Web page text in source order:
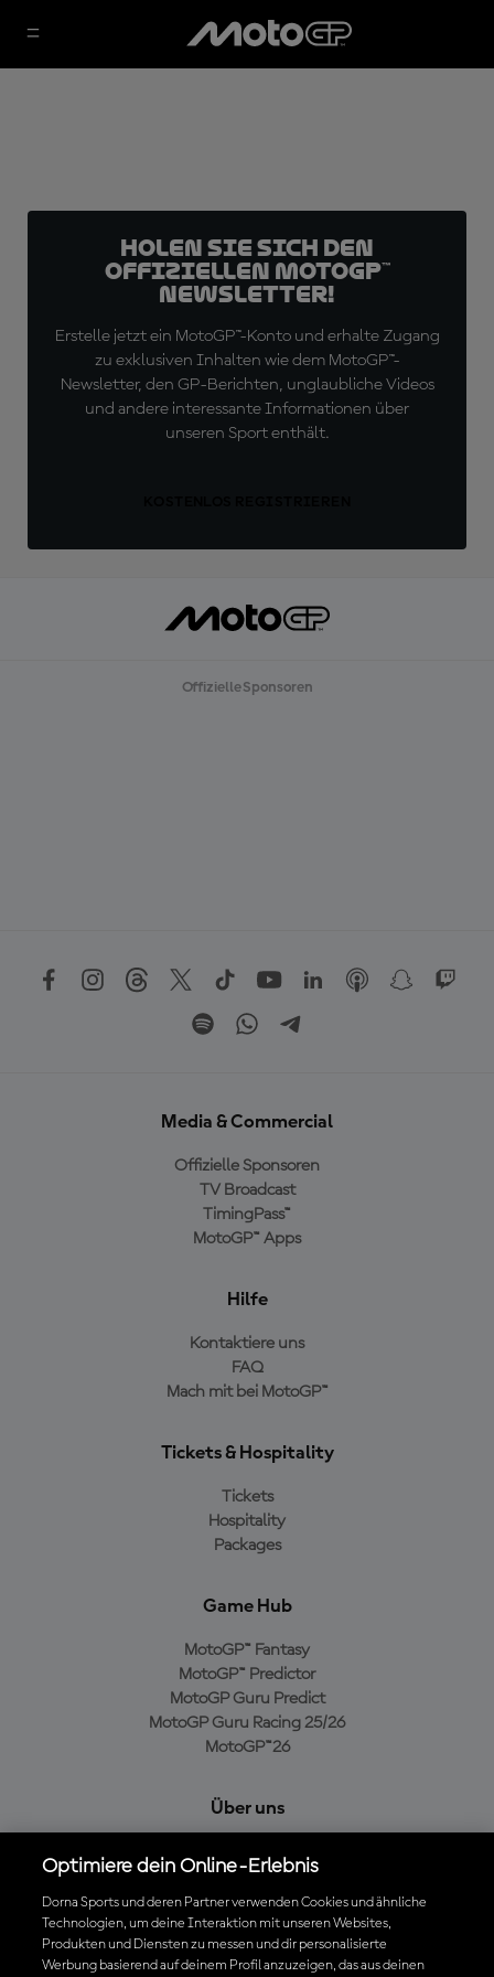
Holen Sie sich den
offiziellen MotoGP™
Newsletter!
Erstelle jetzt ein MotoGP™-Konto und erhalte Zugang
zu exklusiven Inhalten wie dem MotoGP™-
Newsletter, den GP-Berichten, unglaubliche Videos
und andere interessante Informationen über
unseren Sport enthält.
Offizielle Sponsoren
Media & Commercial
Offizielle Sponsoren
TV Broadcast
TimingPass™
MotoGP™ Apps
Hilfe
Kontaktiere uns
FAQ
Mach mit bei MotoGP™
Tickets & Hospitality
Tickets
Hospitality
Packages
Game Hub
MotoGP™ Fantasy
MotoGP™ Predictor
MotoGP Guru Predict
MotoGP Guru Racing 25/26
MotoGP™26
Über uns
Cookie-Richtlinien
Geschäftsbedingungen
Datenschutzrichtlinien
Kaufrichtlinie
Optimiere dein Online-Erlebnis
Dorna Sports und deren Partner verwenden Cookies und ähnliche
Technologien, um deine Interaktion mit unseren Websites,
Produkten und Diensten zu messen und dir personalisierte
Werbung basierend auf deinem Profil anzuzeigen, das aus deinen